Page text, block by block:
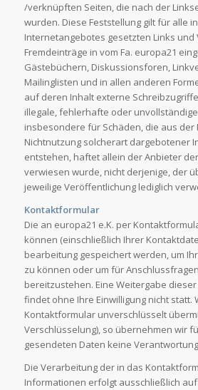
/verknüpften Seiten, die nach der
wurden. Diese Feststellung gilt für alle
Internetangebotes gesetzten Links
Fremdeinträge in vom Fa. europa21
Gästebüchern, Diskussionsforen,
Mailinglisten und in allen anderen
auf deren Inhalt externe
illegale, fehlerhafte oder
insbesondere für Schäden, die aus der
Nichtnutzung solcherart dargebotener
entstehen, haftet allein der Anbieter
verwiesen wurde, nicht derjenige, der
jeweilige Veröffentlichung lediglich
Kontaktformular
Die an europa21 e.K. per
können (einschließlich Ihrer
bearbeitung gespeichert werden, um
zu können oder um für
bereitzustehen. Eine Weitergabe
findet ohne Ihre Einwilligung nicht statt.
Kontaktformular unverschlüsselt
Verschlüsselung), so übernehmen wir
gesendeten Daten keine
Die Verarbeitung der in das
Informationen erfolgt ausschließlich